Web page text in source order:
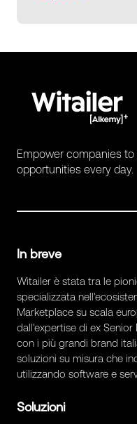
Empower companies
opportunities every day.
In breve
Witailer è stata tra le
specializzata
Marketplace su scala
dall'expertise di ex
con i più grandi brand
soluzioni su misura che
utilizzando software e
Soluzioni